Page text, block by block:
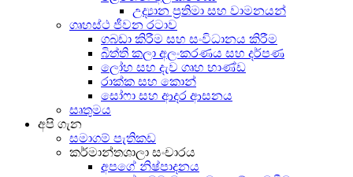
උද්‍යාන ප්‍රතිමා සහ වාමනයන්
ගෘහස්ථ ජීවන රටාව
ගබඩා කිරීම සහ සංවිධානය කිරීම
බිත්ති කලා අලංකරණය සහ දර්පණ
ලෝහ සහ දැව ගෘහ භාණ්ඩ
රාක්ක සහ කොන්
සෝෆා සහ ආදර ආසනය
සෘතුමය
අපි ගැන
සමාගම් පැතිකඩ
කර්මාන්තශාලා සංචාරය
අපගේ නිෂ්පාදනය